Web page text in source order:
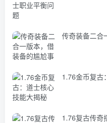
传奇装备二合
1.76金币复古
1.76复古传奇